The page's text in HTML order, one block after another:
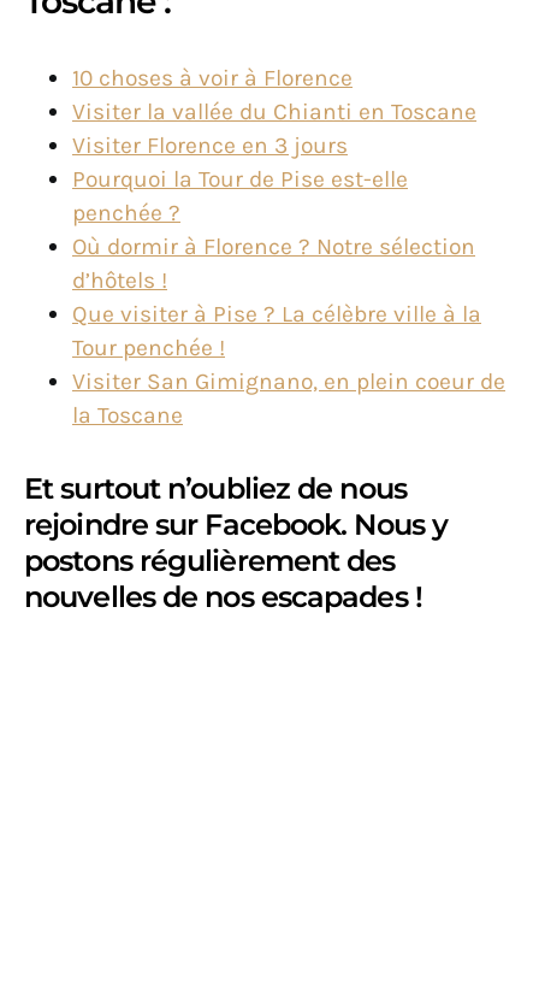
10 choses à voir à Florence
Visiter la vallée du Chianti en Toscane
Visiter Florence en 3 jours
Pourquoi la Tour de Pise est-elle
penchée ?
Où dormir à Florence ? Notre sélection
d’hôtels !
Que visiter à Pise ? La célèbre ville à la
Tour penchée !
Visiter San Gimignano, en plein coeur de
la Toscane
Et surtout n’oubliez de nous
rejoindre sur Facebook. Nous y
postons régulièrement des
nouvelles de nos escapades !